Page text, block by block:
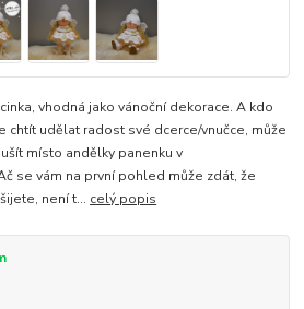
vhodná jako vánoční dekorace. A kdo
chtít udělat radost své dcerce/vnučce, může
místo andělky panenku v
se vám na první pohled může zdát, že
není t... celý popis